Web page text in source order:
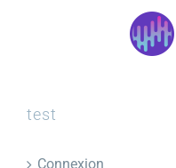
test
Connexion